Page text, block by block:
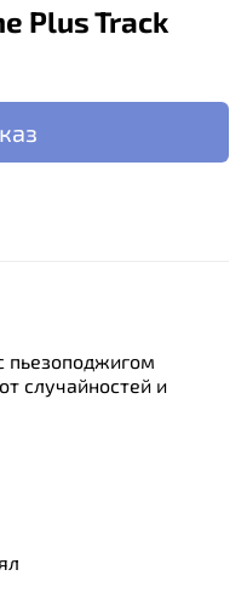
Plus Track
пьезоподжигом
случайностей и
поджигать
вдали от
в походе, то есть
мощную